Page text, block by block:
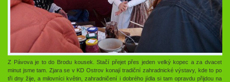
Z Pávova je to do Brodu kousek. Stačí přejet přes jeden velký kopec a za dvacet
minut jsme tam. Zjara se v KD Ostrov konají tradiční zahradnické výstavy, kde to po
tři dny žije, a milovníci květin, zahradničení i dobrého jídla si tam opravdu přijdou na